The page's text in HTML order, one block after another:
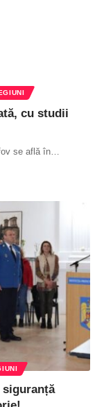
cu studii
se află în…
siguranță